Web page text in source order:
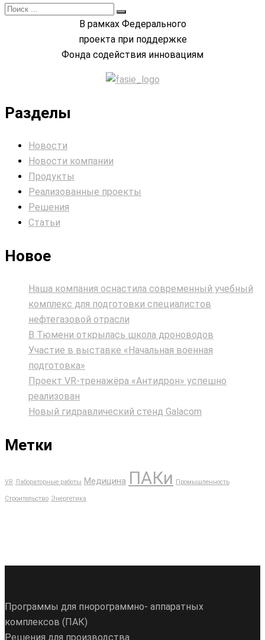
В рамках Федерального
проекта при поддержке
Фонда содействия инновациям
Разделы
Новости
Новости компании
Продукты
Реализованные проекты
Решения
Статьи
Новое
Наша компания оснастила современный учебный
комплекс для подготовки специалистов
нефтегазовой отрасли
В Тюмени открылась школа дроноводов
Участие в выставке «Начальная военная
подготовка»
Проект VR‑тренажёра «Антидрон» успешно
реализован
Новый гидравлический стенд Galacom
Метки
VR Лабораторные работы Медицина ПАКи Промышленность
Строительство Энергетика
Программы для пнорограммно- аппаратных
комплексов (ПАК)
Решения для производства